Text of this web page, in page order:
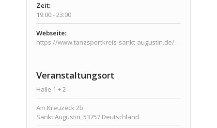
Zeit:
19:00 - 23:00
Webseite:
https://www.tanzsportkreis-sankt-augustin.de/veranstaltungen/veranstaltungen/
Veranstaltungsort
Halle 1 + 2
Am Kreuzeck 2b
Sankt Augustin,53757 Deutschland